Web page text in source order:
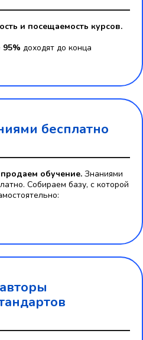
и посещаемость курсов.
95% доходят до конца
бесплатно
обучение. Знаниями
Собираем базу, с которой